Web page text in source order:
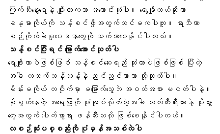
ကြက်သီးနွေးရေနဲ့ ချိုးတာကသာ အကောင်းဆုံးပါ။ ရေချိုးတယ်ဆိုတာ
ခန္ဓာကိုယ် ကို သန့်စင်ဖို့အတွက်တင်မကပါဘူး။
ရာသီလာ
စဉ်ကိုက်ခဲမှုဝေဒနာတွေကို သက်သာစေနိုင်ပါတယ်။
သန့်စင်ပြီးရင် ခြောက်အောင်သုတ်ပါ
ရေချိုးတာပဲဖြစ်ဖြစ် သန့်စင်ဆေးရည် သုံးတာပဲဖြစ်ဖြစ် ပြီးတဲ့
အခါ တဘက်သန့်သန့်နဲ့ ညင်ညင်သာသာ တို့သုတ်ပါ။
မိန်းမကိုယ် တဝိုက်မှာ မခြောက်သွေ့ဘဲ အဝတ်အစား မဝတ်ပါနဲ့။
စိုစွတ်နေတဲ့ အရေပြားကို ဖုံးအုပ်လိုက်တဲ့အခါ ဘက်တီးရီးယားနဲ့ ပိုးမွှား
တွေအတွက် ပေါက်ဖွားရာ ဖန်တီးသလို ဖြစ်စေနိုင်ပါတယ်။
လစဉ်သုံးပစ္စည်းကို ပုံမှန်အသစ်လဲပါ